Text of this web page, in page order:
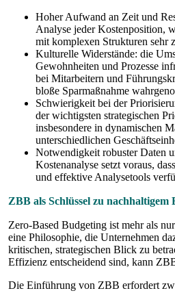
Hoher Aufwand an Zeit und
Analyse jeder Kostenposition,
mit komplexen Strukturen sehr
Kulturelle Widerstände: die
Gewohnheiten und Prozesse
bei Mitarbeitern und
bloße Sparmaßnahme
Schwierigkeit bei der
der wichtigsten strategischen
insbesondere in dynamischen
unterschiedlichen
Notwendigkeit robuster Daten
Kostenanalyse setzt voraus,
und effektive Analysetools
ZBB als Schlüssel zu nachhaltigem
Zero-Based Budgeting ist mehr als
eine Philosophie, die Unternehmen
kritischen, strategischen Blick zu
Effizienz entscheidend sind, kann
Die Einführung von ZBB erfordert